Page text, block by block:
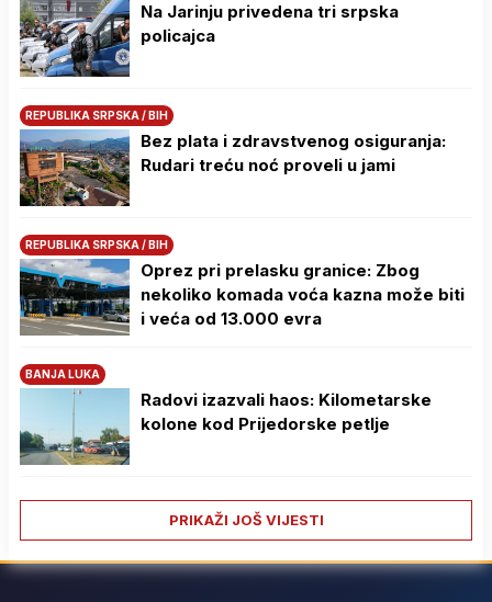
Na Јarinju privedena tri srpska
policajca
REPUBLIKA SRPSKA / BIH
Bez plata i zdravstvenog osiguranja:
Rudari treću noć proveli u jami
REPUBLIKA SRPSKA / BIH
Oprez pri prelasku granice: Zbog
nekoliko komada voća kazna može biti
i veća od 13.000 evra
BANJA LUKA
Radovi izazvali haos: Kilometarske
kolone kod Prijedorske petlje
PRIKAŽI JOŠ VIJESTI